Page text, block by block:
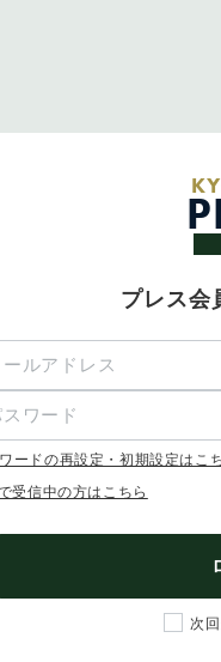
プレス会
ードの再設定・初期設定はこ
受信中の方はこちら
次